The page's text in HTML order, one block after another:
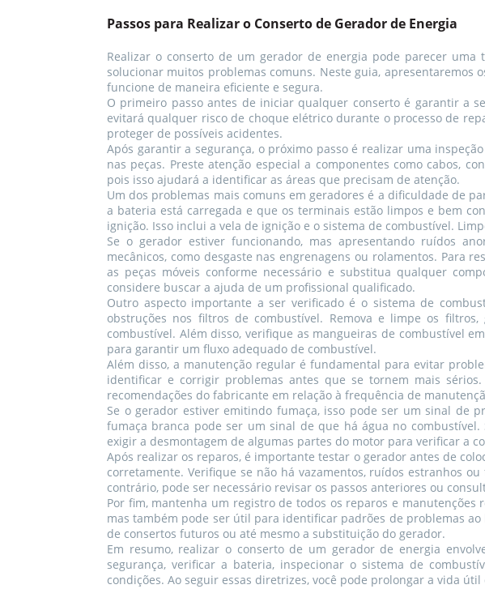
Passos para Realizar o Conserto de Gerador de Energia
Realizar o conserto de um gerador de energia pode parecer
solucionar muitos problemas comuns. Neste guia, apresentaremos
funcione de maneira eficiente e segura.
O primeiro passo antes de iniciar qualquer conserto é garantir a
evitará qualquer risco de choque elétrico durante o processo de
proteger de possíveis acidentes.
Após garantir a segurança, o próximo passo é realizar uma
nas peças. Preste atenção especial a componentes como cabos,
pois isso ajudará a identificar as áreas que precisam de atenção.
Um dos problemas mais comuns em geradores é a dificuldade de
a bateria está carregada e que os terminais estão limpos e bem
ignição. Isso inclui a vela de ignição e o sistema de combustível.
Se o gerador estiver funcionando, mas apresentando ruídos
mecânicos, como desgaste nas engrenagens ou rolamentos. Para
as peças móveis conforme necessário e substitua qualquer
considere buscar a ajuda de um profissional qualificado.
Outro aspecto importante a ser verificado é o sistema de
obstruções nos filtros de combustível. Remova e limpe os
combustível. Além disso, verifique as mangueiras de combustível
para garantir um fluxo adequado de combustível.
Além disso, a manutenção regular é fundamental para evitar
identificar e corrigir problemas antes que se tornem mais
recomendações do fabricante em relação à frequência de
Se o gerador estiver emitindo fumaça, isso pode ser um sinal de
fumaça branca pode ser um sinal de que há água no
exigir a desmontagem de algumas partes do motor para verificar a
Após realizar os reparos, é importante testar o gerador antes de
corretamente. Verifique se não há vazamentos, ruídos estranhos
contrário, pode ser necessário revisar os passos anteriores ou
Por fim, mantenha um registro de todos os reparos e
mas também pode ser útil para identificar padrões de problemas
de consertos futuros ou até mesmo a substituição do gerador.
Em resumo, realizar o conserto de um gerador de energia
segurança, verificar a bateria, inspecionar o sistema de
condições. Ao seguir essas diretrizes, você pode prolongar a vida